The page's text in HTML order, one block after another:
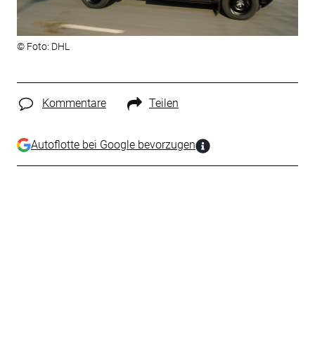
© Foto: DHL
Kommentare Teilen
Autoflotte bei Google bevorzugen